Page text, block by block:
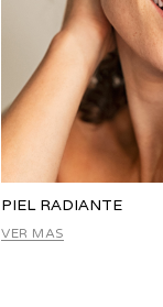
PIEL RADIANTE
VER MAS